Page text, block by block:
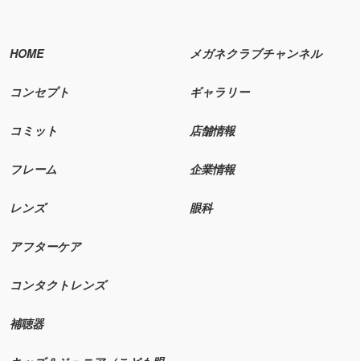
HOME
コンセプト
コミット
フレーム
レンズ
アフターケア
コンタクトレンズ
補聴器
メガネクラブチャンネル
ギャラリー
店舗情報
企業情報
眼科